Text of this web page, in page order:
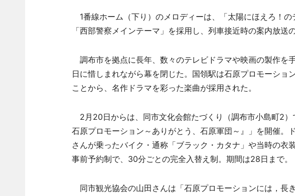
1番線ホーム（下り）のメロディーは、「太陽にほえろ！
「西部警察メインテーマ」を採用し、列車接近時の案内放送
調布市を拠点に長年、数々のテレビドラマや映画の製作を
日に惜しまれながら幕を閉じた。国領駅は石原プロモーショ
ことから、名作ドラマを彩った楽曲が採用された。
2月20日からは、同市文化会館たづくり（調布市小島町2）
石原プロモーション～ありがとう、石原軍団～』」を開催。
さんが乗ったバイク・通称「ブラック・カタナ」や当時の衣
事前予約制で、30分ごとの完全入替え制。期間は28日まで。
同市観光協会の山田さんは「石原プロモーションには，長